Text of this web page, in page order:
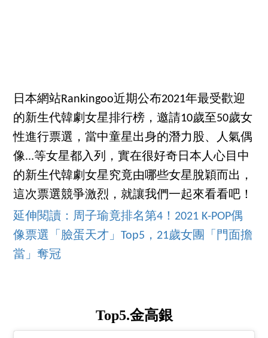
日本網站Rankingoo近期公布2021年最受歡迎
的新生代韓劇女星排行榜，邀請10歲至50歲女
性進行票選，當中童星出身的潛力股、人氣偶
像...等女星都入列，實在很好奇日本人心目中
的新生代韓劇女星究竟由哪些女星脫穎而出，
這次票選競爭激烈，就讓我們一起來看看吧！
延伸閱讀：周子瑜竟排名第4！2021 K-POP偶
像票選「臉蛋天才」Top5，21歲女團「門面擔
當」奪冠
Top5.金高銀